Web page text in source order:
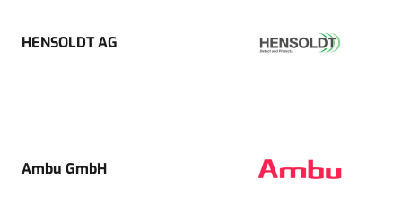
HENSOLDT AG
Ambu GmbH